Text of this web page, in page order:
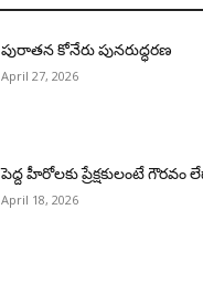
పురాత‌న కోనేరు పున‌రుద్ధ‌ర‌ణ
April 27, 2026
పెద్ద హీరోల‌కు ప్రేక్ష‌కులంటే గౌర‌వం
April 18, 2026